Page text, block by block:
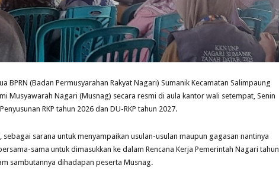
BPRN (Badan Permusyarahan Rakyat Nagari) Sumanik Kecamatan Salimpaung
Musyawarah Nagari (Musnag) secara resmi di aula kantor wali setempat, Senin
RKP tahun 2026 dan DU-RKP tahun 2027.
sebagai sarana untuk menyampaikan usulan-usulan maupun gagasan nantinya
sama untuk dimasukkan ke dalam Rencana Kerja Pemerintah Nagari tahun
sambutannya dihadapan peserta Musnag.